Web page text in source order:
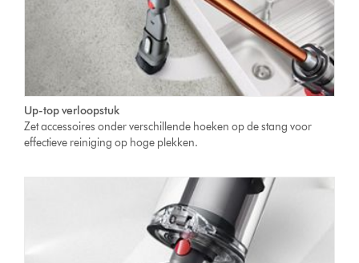
Up-top verloopstuk
Zet accessoires onder verschillende hoeken op de stang voor
effectieve reiniging op hoge plekken.